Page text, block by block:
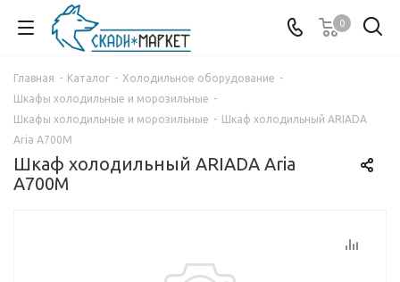
0
Главная - Каталог - Холодильное оборудование -
Шкафы холодильные и морозильные -
Шкафы холодильные и морозильные - Шкаф холодильный ARIADA
Aria A700M
Шкаф холодильный ARIADA Aria
A700M